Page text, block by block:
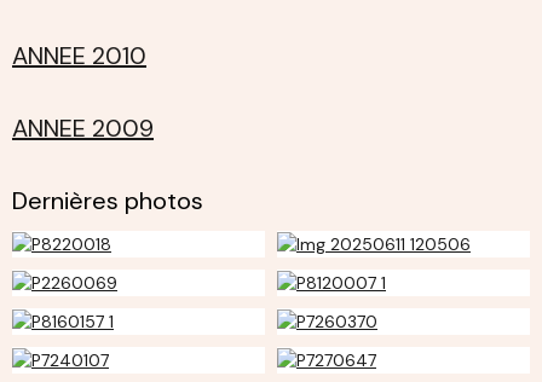
ANNEE 2010
ANNEE 2009
Dernières photos